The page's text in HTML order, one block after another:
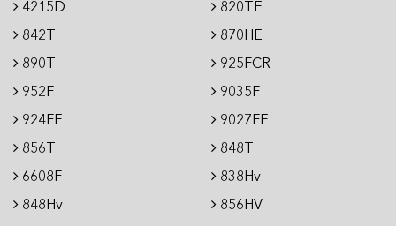
4215D
820TE
842T
870HE
890T
925FCR
952F
9035F
924FE
9027FE
856T
848T
6608F
838Hv
848Hv
856HV